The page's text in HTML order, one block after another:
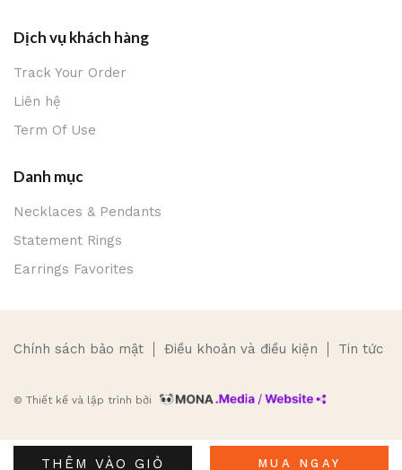
THÊM VÀO GIỎ MUA NGAY
Dịch vụ khách hàng
Track Your Order
Liên hệ
Term Of Use
Danh mục
Necklaces & Pendants
Statement Rings
Earrings Favorites
© Thiết kế và lập trình bởi
Chính sách bảo mật Điều khoản và điều kiện Tin tức